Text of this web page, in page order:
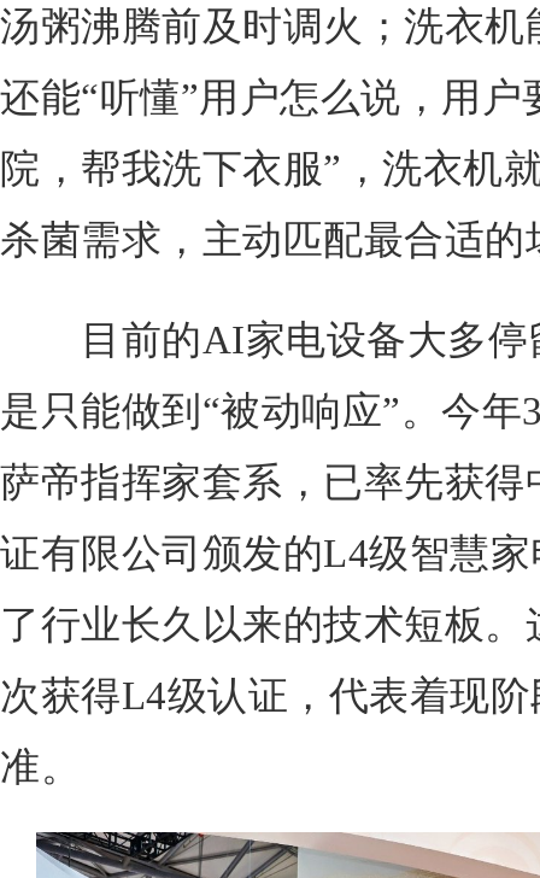
汤粥沸腾前及时调火；洗衣机
还能“听懂”用户怎么说，用
院，帮我洗下衣服”，洗衣机
杀菌需求，主动匹配最合适
目前的AI家电设备大多停
是只能做到“被动响应”。今
萨帝指挥家套系，已率先获
证有限公司颁发的L4级智慧
了行业长久以来的技术短板
次获得L4级认证，代表着现
准。